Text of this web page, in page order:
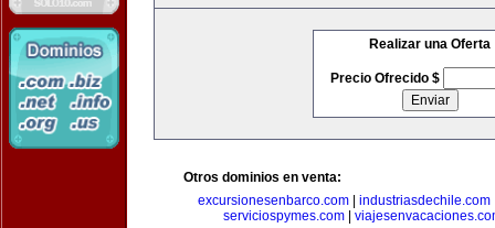
Realizar una Oferta
Precio Ofrecido $
Otros dominios en venta:
excursionesenbarco.com
industriasdechile.com
serviciospymes.com